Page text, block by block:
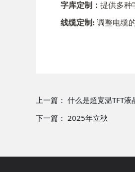
字库定制： 提供多种
线缆定制: 调整电缆
上一篇： 什么是超宽温TFT液
下一篇： 2025年立秋